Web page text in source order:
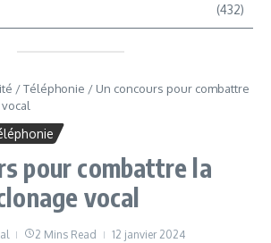
(432)
/Téléphonie / Un concours pour combattre
pour combattre la
vocal
2 Mins Read 12 janvier 2024